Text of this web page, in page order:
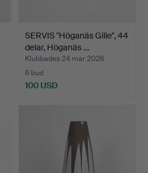
SERVIS "Höganäs Gille", 44
delar, Höganäs …
Klubbades 24 mar 2026
6 bud
100 USD